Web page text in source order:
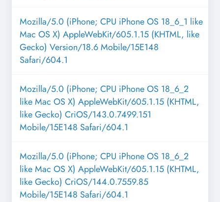
Mozilla/5.0 (iPhone; CPU iPhone OS 18_6_1 like
Mac OS X) AppleWebKit/605.1.15 (KHTML, like
Gecko) Version/18.6 Mobile/15E148
Safari/604.1
Mozilla/5.0 (iPhone; CPU iPhone OS 18_6_2
like Mac OS X) AppleWebKit/605.1.15 (KHTML,
like Gecko) CriOS/143.0.7499.151
Mobile/15E148 Safari/604.1
Mozilla/5.0 (iPhone; CPU iPhone OS 18_6_2
like Mac OS X) AppleWebKit/605.1.15 (KHTML,
like Gecko) CriOS/144.0.7559.85
Mobile/15E148 Safari/604.1